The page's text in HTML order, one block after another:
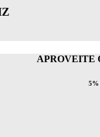
APROVEITE
5%